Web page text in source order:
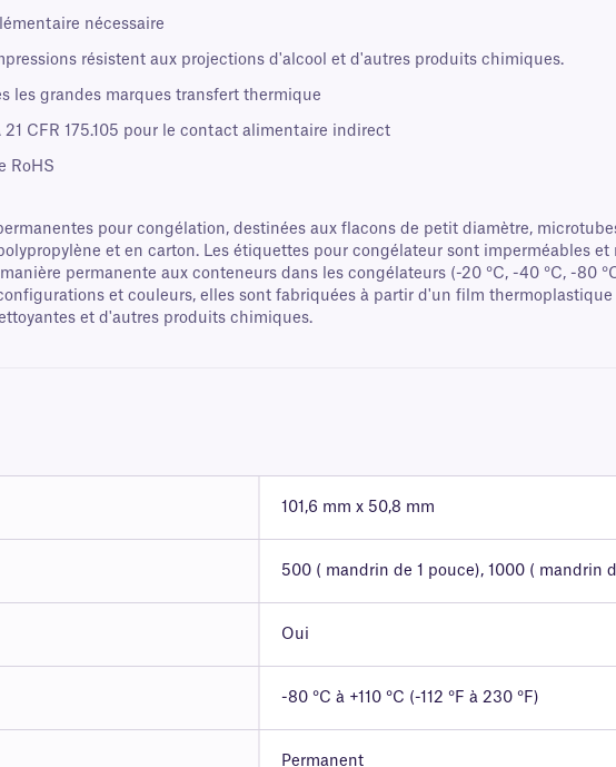
nécessaire
résistent aux projections d'alcool et d'autres produits chimiques.
les grandes marques transfert thermique
CFR 175.105 pour le contact alimentaire indirect
RoHS
pour congélation, destinées aux flacons de petit diamètre,
et en carton. Les étiquettes pour congélateur sont imperméables
permanente aux conteneurs dans les congélateurs (-20 °C, -40 °C, -80
et couleurs, elles sont fabriquées à partir d'un film
et d'autres produits chimiques.
101,6 mm x 50,8 mm
500 ( mandrin de 1 pouce), 1000 ( mandrin
Oui
-80 °C à +110 °C (-112 °F à 230 °F)
Permanent